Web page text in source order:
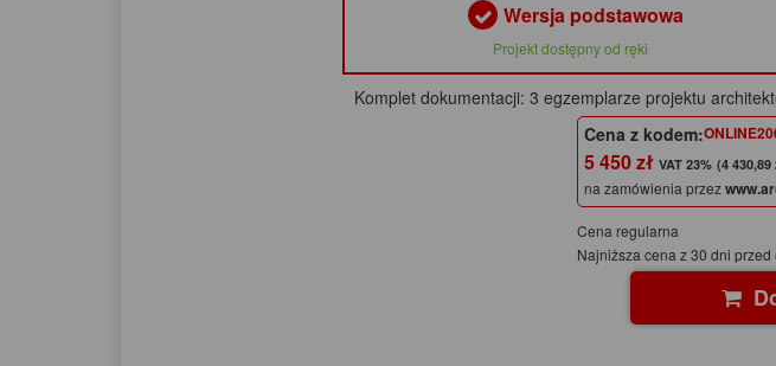
Wersja podstawowa
Projekt dostępny od ręki
Komplet dokumentacji: 3 egzemplarze projektu
Cena z kodem:
5 450 zł (4
na zamówienia przez
Cena regularna
Najniższa cena z 30 dni przed